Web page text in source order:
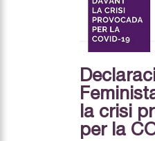
la crisi
per la